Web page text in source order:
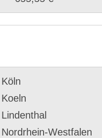
Köln
Koeln
Lindenthal
Nordrhein-Westfalen